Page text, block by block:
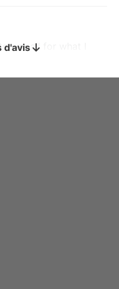
small for what I
d'avis